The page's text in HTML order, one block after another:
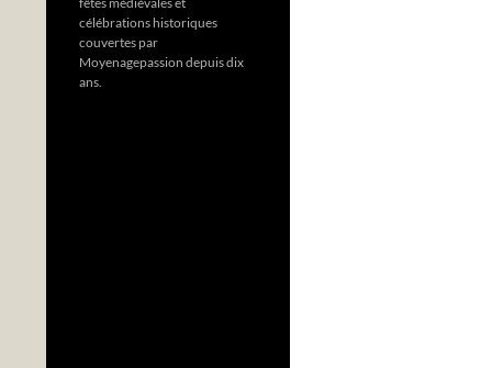
célébrations historiques
couvertes par
Moyenagepassion depuis dix
ans.